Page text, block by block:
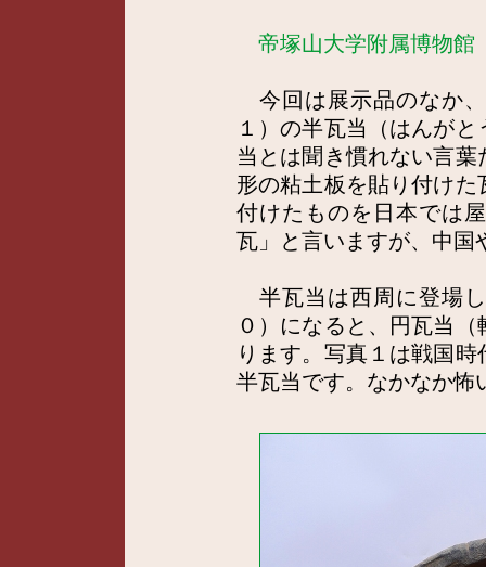
帝塚山大学附属博物館
今回は展示品のなか
１）の半瓦当（はんが
当とは聞き慣れない言
形の粘土板を貼り付け
付けたものを日本では
瓦」と言いますが、中国
半瓦当は西周に登場
０）になると、円瓦当
ります。写真１は戦国
半瓦当です。なかなか怖